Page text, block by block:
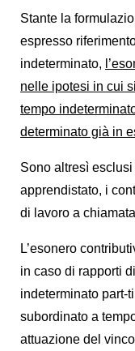
Stante la
espresso
indeterminato,
nelle ipotesi in cui
tempo
determinato già in
Sono altresì
apprendistato, i
di lavoro a
L’esonero
in caso di rapporti
indeterminato part-
subordinato a
attuazione del